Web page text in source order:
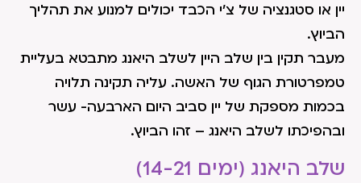
יין או סטגנציה של צ'י הכבד יכולים למנוע את תהליך
הביוץ.
מעבר תקין בין שלב היין לשלב היאנג מתבטא בעליית
טמפרטורת הגוף של האשה. עליה תקינה תלויה
בכמות מספקת של יין סביב היום הארבעה- עשר
ובהפיכתו לשלב היאנג – זהו הביוץ.
שלב היאנג (ימים 14-21)